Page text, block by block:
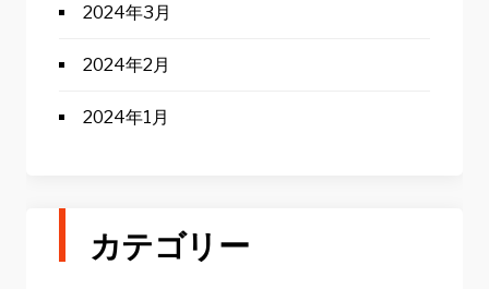
2024年3月
2024年2月
2024年1月
カテゴリー